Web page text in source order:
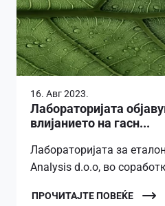
16. Авг 2023.
Лабораторијата
влијанието на гасн...
Лабораторијата за
Analysis d.o.o, во
ПРОЧИТАЈТЕ ПОВЕЌЕ